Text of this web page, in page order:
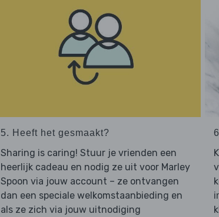
5. Heeft het gesmaakt?
Sharing is caring! Stuur je vrienden een
heerlijk cadeau en nodig ze uit voor Marley
Spoon via jouw account – ze ontvangen
dan een speciale welkomstaanbieding en
als ze zich via jouw uitnodiging